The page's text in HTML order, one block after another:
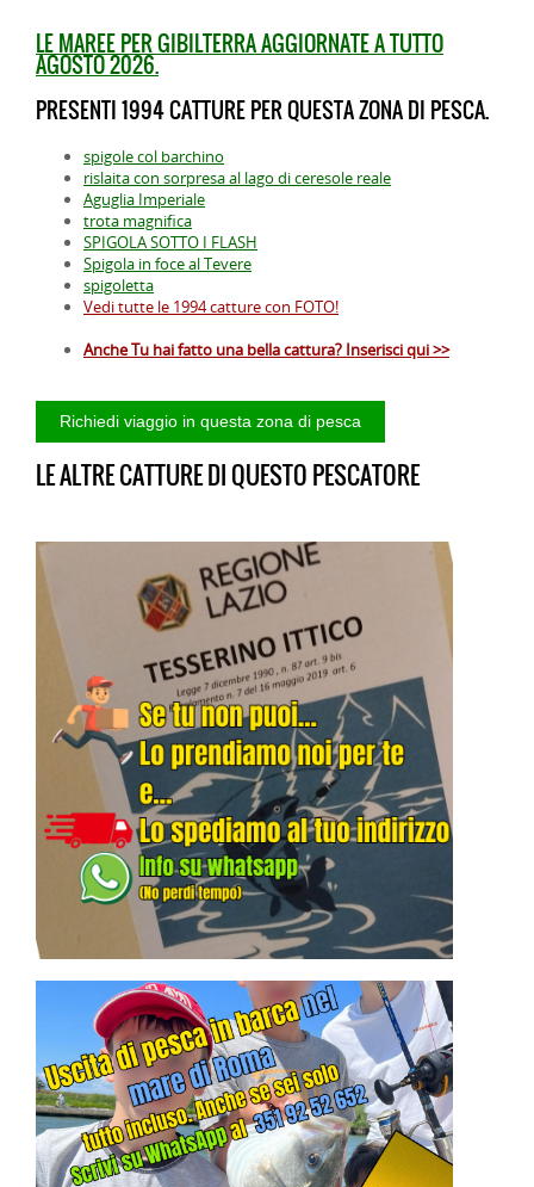
LE MAREE PER GIBILTERRA AGGIORNATE A TUTTO
AGOSTO 2026.
PRESENTI 1994 CATTURE PER QUESTA ZONA DI PESCA.
spigole col barchino
rislaita con sorpresa al lago di ceresole reale
Aguglia Imperiale
trota magnifica
SPIGOLA SOTTO I FLASH
Spigola in foce al Tevere
spigoletta
Vedi tutte le 1994 catture con FOTO!
Anche Tu hai fatto una bella cattura? Inserisci qui >>
LE ALTRE CATTURE DI QUESTO PESCATORE